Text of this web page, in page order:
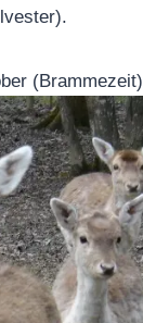
(Brammezeit)